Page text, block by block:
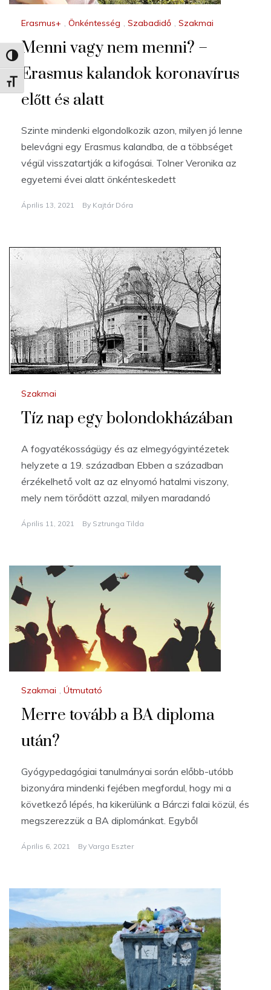
Nagy kontraszt váltása
Betűméret váltása
Erasmus+ , Önkéntesség , Szabadidő , Szakmai
Menni vagy nem menni? –
Erasmus kalandok koronavírus
előtt és alatt
Szinte mindenki elgondolkozik azon, milyen jó lenne
belevágni egy Erasmus kalandba, de a többséget
végül visszatartják a kifogásai. Tolner Veronika az
egyetemi évei alatt önkénteskedett
Április 13, 2021 By Kajtár Dóra
Szakmai
Tíz nap egy bolondokházában
A fogyatékosságügy és az elmegyógyintézetek
helyzete a 19. században Ebben a században
érzékelhető volt az az elnyomó hatalmi viszony,
mely nem törődött azzal, milyen maradandó
Április 11, 2021 By Sztrunga Tilda
Szakmai , Útmutató
Merre tovább a BA diploma
után?
Gyógypedagógiai tanulmányai során előbb-utóbb
bizonyára mindenki fejében megfordul, hogy mi a
következő lépés, ha kikerülünk a Bárczi falai közül, és
megszerezzük a BA diplománkat. Egyből
Április 6, 2021 By Varga Eszter